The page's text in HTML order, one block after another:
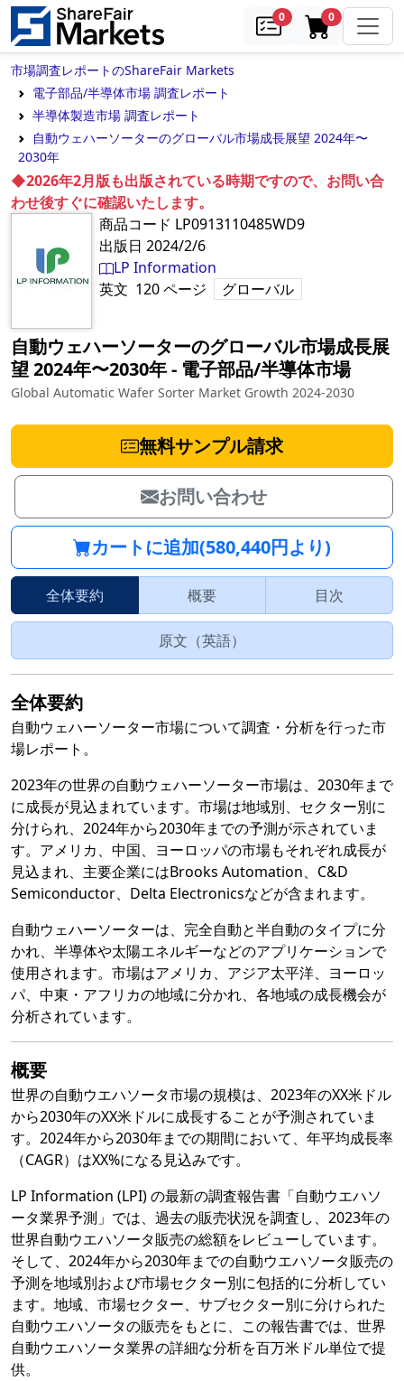
0samples0in cart
市場調査レポートのShareFair Markets
電子部品/半導体市場 調査レポート
半導体製造市場 調査レポート
自動ウェハーソーターのグローバル市場成長展望 2024年〜
2030年
◆2026年2月版も出版されている時期ですので、お問い合
わせ後すぐに確認いたします。
商品コード LP0913110485WD9
出版日 2024/2/6
LP Information
英文 120ページ グローバル
自動ウェハーソーターのグローバル市場成長展
望 2024年〜2030年‐ 電子部品/半導体市場
Global Automatic Wafer Sorter Market Growth 2024-2030
無料サンプル請求
お問い合わせ
カートに追加(580,440円より)
全体要約 概要 目次
原文（英語）
全体要約
自動ウェハーソーター市場について調査・分析を行った市
場レポート。
2023年の世界の自動ウェハーソーター市場は、2030年まで
に成長が見込まれています。市場は地域別、セクター別に
分けられ、2024年から2030年までの予測が示されていま
す。アメリカ、中国、ヨーロッパの市場もそれぞれ成長が
見込まれ、主要企業にはBrooks Automation、C&D
Semiconductor、Delta Electronicsなどが含まれます。
自動ウェハーソーターは、完全自動と半自動のタイプに分
かれ、半導体や太陽エネルギーなどのアプリケーションで
使用されます。市場はアメリカ、アジア太平洋、ヨーロッ
パ、中東・アフリカの地域に分かれ、各地域の成長機会が
分析されています。
概要
世界の自動ウエハソータ市場の規模は、2023年のXX米ドル
から2030年のXX米ドルに成長することが予測されていま
す。2024年から2030年までの期間において、年平均成長率
（CAGR）はXX%になる見込みです。
LP Information (LPI) の最新の調査報告書「自動ウエハソ
ータ業界予測」では、過去の販売状況を調査し、2023年の
世界自動ウエハソータ販売の総額をレビューしています。
そして、2024年から2030年までの自動ウエハソータ販売の
予測を地域別および市場セクター別に包括的に分析してい
ます。地域、市場セクター、サブセクター別に分けられた
自動ウエハソータの販売をもとに、この報告書では、世界
自動ウエハソータ業界の詳細な分析を百万米ドル単位で提
供。